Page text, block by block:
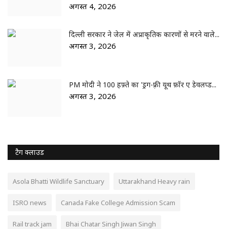
अगस्त 4, 2026
दिल्ली सरकार ने जेल में अप्राकृतिक कारणों से मरने वाले...
अगस्त 3, 2026
PM मोदी ने 100 हफ़्ते का 'ड्रग-फ़्री यूथ फ़ॉर ए डेवलप्ड...
अगस्त 3, 2026
टैग क्लाउड
Asola Bhatti Wildlife Sanctuary Uttarakhand Heavy rain
ISRO news Canada Fake College Admission Scam
Rail track jam Bhai Chatar Singh Jiwan Singh